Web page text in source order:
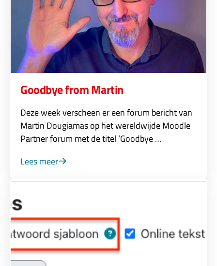
Goodbye from Martin
Deze week verscheen er een forum bericht van
Martin Dougiamas op het wereldwijde Moodle
Partner forum met de titel ‘Goodbye …
Lees meer